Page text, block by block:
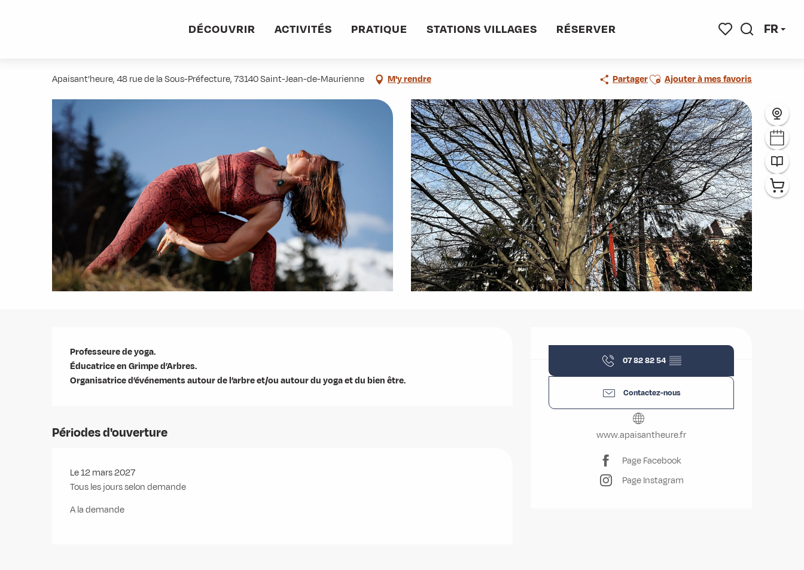
FR
DÉCOUVRIR ACTIVITÉS PRATIQUE STATIONS VILLAGES RÉSERVER
Apaisant’heure, 48 rue de la Sous-Préfecture, 73140 Saint-Jean-de-Maurienne M'y rendre PartagerAjouter aux favoris
Ajouter à mes favoris
Ouverture et coordonnées
07 82 82 54 ▒▒
Contactez-nous
www.apaisantheure.fr
Page Facebook
Page Instagram
Description
Professeure de yoga.
Éducatrice en Grimpe d’Arbres.
Organisatrice d’événements autour de l’arbre et/ou autour du yoga et du bien être.
Périodes d'ouverture
Le 12 mars 2027
Tous les jours selon demande
A la demande